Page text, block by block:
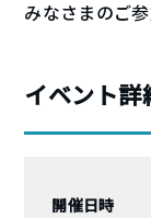
みなさまのご参
イベント詳
開催日時